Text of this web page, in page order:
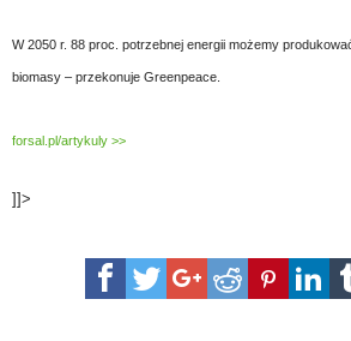
W 2050 r. 88 proc. potrzebnej energii możemy
biomasy – przekonuje Greenpeace.
forsal.pl/artykuly >>
]]>